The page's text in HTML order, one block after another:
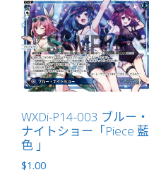
色
LV2
奏
羅：
微
菌
無
LB」
數
量
WXDi-P14-003 ブルー・
ナイトショー「Piece 藍
色 」
$1.00